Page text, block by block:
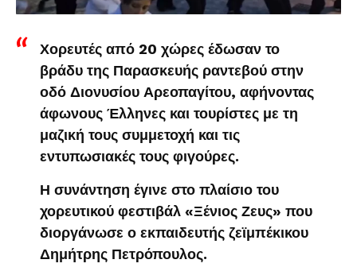
Χορευτές από 20 χώρες έδωσαν το
βράδυ της Παρασκευής ραντεβού στην
οδό Διονυσίου Αρεοπαγίτου, αφήνοντας
άφωνους Έλληνες και τουρίστες με τη
μαζική τους συμμετοχή και τις
εντυπωσιακές τους φιγούρες.
Η συνάντηση έγινε στο πλαίσιο του
χορευτικού φεστιβάλ «Ξένιος Ζευς» που
διοργάνωσε ο εκπαιδευτής ζεϊμπέκικου
Δημήτρης Πετρόπουλος.